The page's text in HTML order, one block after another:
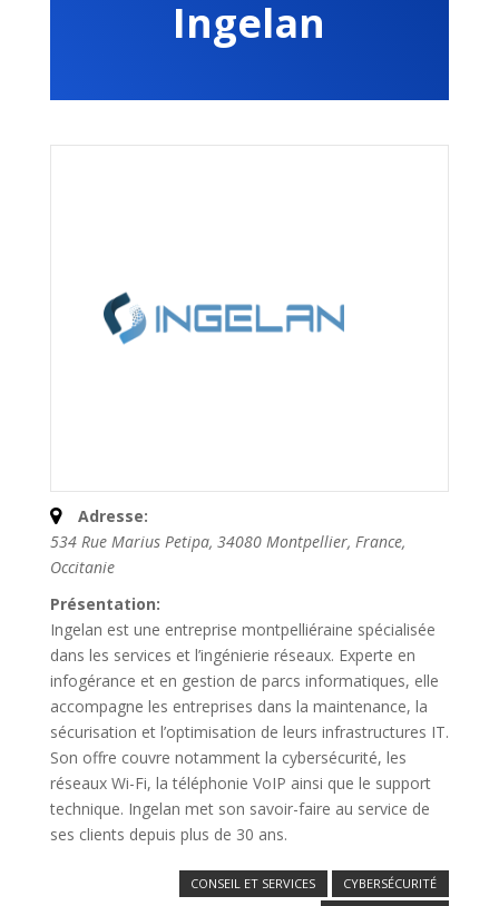
Ingelan
Adresse:
534 Rue Marius Petipa, 34080 Montpellier, France,
Occitanie
Présentation:
Ingelan est une entreprise montpelliéraine spécialisée
dans les services et l’ingénierie réseaux. Experte en
infogérance et en gestion de parcs informatiques, elle
accompagne les entreprises dans la maintenance, la
sécurisation et l’optimisation de leurs infrastructures IT.
Son offre couvre notamment la cybersécurité, les
réseaux Wi-Fi, la téléphonie VoIP ainsi que le support
technique. Ingelan met son savoir-faire au service de
ses clients depuis plus de 30 ans.
CONSEIL ET SERVICES
CYBERSÉCURITÉ